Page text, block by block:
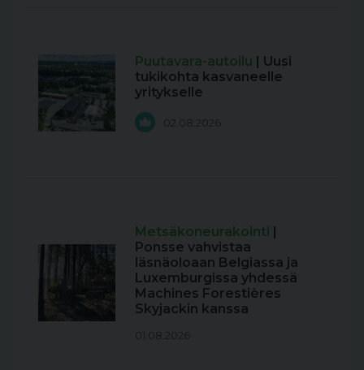
Puutavara-autoilu
| Uusi
tukikohta kasvaneelle
yritykselle
02.08.2026
Metsäkoneurakointi
Ponsse vahvistaa
läsnäoloaan Belgiassa ja
Luxemburgissa yhdessä
Machines Forestières
Skyjackin kanssa
01.08.2026